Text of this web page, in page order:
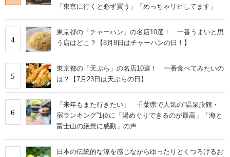
「東京に行くと必ず買う」「めっちゃリピしてます」
4
東京都の「チャーハン」の名店10選！ 一番うまいと思
う店はどこ？【8月8日はチャーハンの日！】
5
東京都の「天ぷら」の名店10選！ 一番食べてみたいの
は？【7月23日は天ぷらの日】
6
「来年もまた行きたい」 千葉県で人気の“温泉旅館・
宿ランキング”1位に「湯めぐりできるのが最高」「海と
富士山の絶景に感動」の声
日本の伝統的な涼を感じながらゆったりとくつろげるお